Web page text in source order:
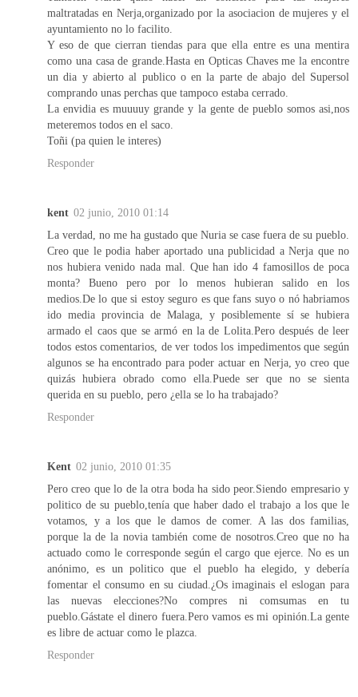
maltratadas en Nerja,organizado por la asociacion de mujeres y el
ayuntamiento no lo facilito.
Y eso de que cierran tiendas para que ella entre es una mentira
como una casa de grande.Hasta en Opticas Chaves me la encontre
un dia y abierto al publico o en la parte de abajo del Supersol
comprando unas perchas que tampoco estaba cerrado.
La envidia es muuuuy grande y la gente de pueblo somos asi,nos
meteremos todos en el saco.
Toñi (pa quien le interes)
Responder
kent 02 junio, 2010 01:14
La verdad, no me ha gustado que Nuria se case fuera de su pueblo.
Creo que le podia haber aportado una publicidad a Nerja que no
nos hubiera venido nada mal. Que han ido 4 famosillos de poca
monta? Bueno pero por lo menos hubieran salido en los
medios.De lo que si estoy seguro es que fans suyo o nó habriamos
ido media provincia de Malaga, y posiblemente sí se hubiera
armado el caos que se armó en la de Lolita.Pero después de leer
todos estos comentarios, de ver todos los impedimentos que según
algunos se ha encontrado para poder actuar en Nerja, yo creo que
quizás hubiera obrado como ella.Puede ser que no se sienta
querida en su pueblo, pero ¿ella se lo ha trabajado?
Responder
Kent 02 junio, 2010 01:35
Pero creo que lo de la otra boda ha sido peor.Siendo empresario y
politico de su pueblo,tenía que haber dado el trabajo a los que le
votamos, y a los que le damos de comer. A las dos familias,
porque la de la novia también come de nosotros.Creo que no ha
actuado como le corresponde según el cargo que ejerce. No es un
anónimo, es un politico que el pueblo ha elegido, y debería
fomentar el consumo en su ciudad.¿Os imaginais el eslogan para
las nuevas elecciones?No compres ni comsumas en tu
pueblo.Gástate el dinero fuera.Pero vamos es mi opinión.La gente
es libre de actuar como le plazca.
Responder